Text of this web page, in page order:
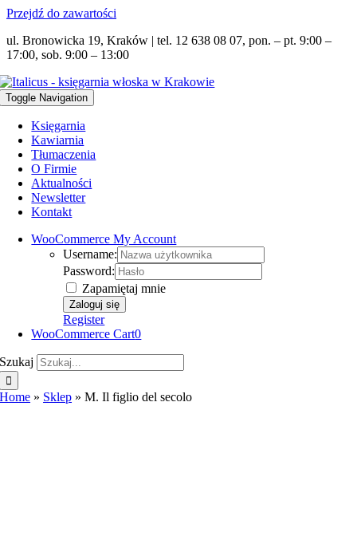
Przejdź do zawartości
ul. Bronowicka 19, Kraków | tel. 12 638 08 07, pon. – pt. 9:00 –
17:00, sob. 9:00 – 13:00
Toggle Navigation
Księgarnia
Kawiarnia
Tłumaczenia
O Firmie
Aktualności
Newsletter
Kontakt
WooCommerce My Account
Username:
Password:
Zapamiętaj mnie
Register
WooCommerce Cart0
Szukaj
Home » Sklep »M. Il figlio del secolo